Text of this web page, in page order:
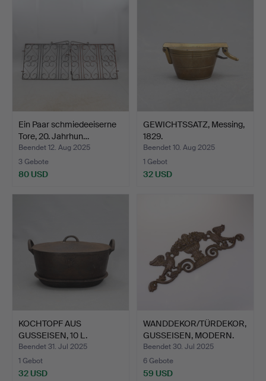
Ein Paar schmiedeeiserne
Tore, 20. Jahrhun…
Beendet 12. Aug 2025
3 Gebote
80 USD
GEWICHTSSATZ, Messing,
1829.
Beendet 10. Aug 2025
1 Gebot
32 USD
KOCHTOPF AUS
GUSSEISEN, 10 L.
Beendet 31. Jul 2025
1 Gebot
32 USD
WANDDEKOR/TÜRDEKOR,
GUSSEISEN, MODERN.
Beendet 30. Jul 2025
6 Gebote
59 USD